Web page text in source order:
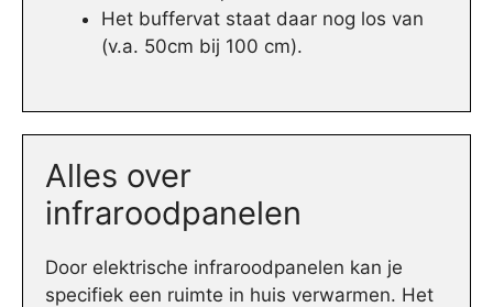
Het buffervat staat daar nog los van
(v.a. 50cm bij 100 cm).
Alles over
infraroodpanelen
Door elektrische infraroodpanelen kan je
specifiek een ruimte in huis verwarmen. Het